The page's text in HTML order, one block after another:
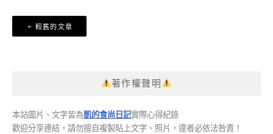
章
較舊的文章
著作權聲明
本站圖片、文字皆為凱的食尚日記實際心得紀錄
歡迎分享連結，請勿擅自複製貼上文字、照片，違者必依法咎責！